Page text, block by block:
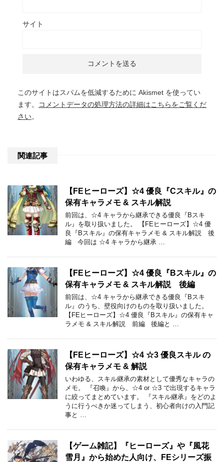
サイト
このサイトはスパムを低減するために Akismet を使ってい
ます。
コメントデータの処理方法の詳細はこちらをご覧くだ
さい。
関連記事
【FEヒーローズ】☆4 優良『Cスキル』の
保有キャラメモ & スキル解説
前回は、☆4 キャラから継承できる優良『Bスキ
ル』を取り扱いました。 【FEヒーローズ】☆4 優
良『Bスキル』の保有キャラメモ & スキル解説 後
編 今回は ☆4 キャラから継承 …
【FEヒーローズ】☆4 優良『Bスキル』の
保有キャラメモ & スキル解説 後編
前回は、☆4 キャラから継承できる優良『Bスキ
ル』のうち、壁役向けのものを取り扱いました。
【FEヒーローズ】☆4 優良『Bスキル』の保有キャ
ラメモ & スキル解説 前編 後編と …
【FEヒーローズ】☆4 ☆3 優良スキル の
保有キャラメモ & 解説
いわゆる、スキル継承の素材として優秀なキャラの
メモ。 『召喚』から、☆4 or ☆3 で出現するキャラ
に絞ってまとめています。 『スキル継承』をどのよ
うに行うべきか迷ってしまう、初心者向けの入門記
事と …
【ゲーム雑記】『ヒーローズ』や『風花
雪月』から始めた人向け、FEシリーズ振